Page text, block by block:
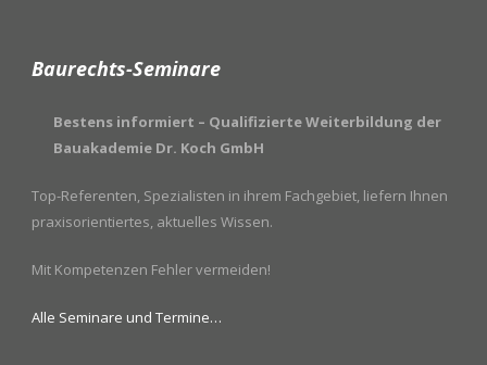
Baurechts-Seminare
Bestens informiert – Qualifizierte Weiterbildung der
Bauakademie Dr. Koch GmbH
Top-Referenten, Spezialisten in ihrem Fachgebiet, liefern Ihnen
praxisorientiertes, aktuelles Wissen.
Mit Kompetenzen Fehler vermeiden!
Alle Seminare und Termine…